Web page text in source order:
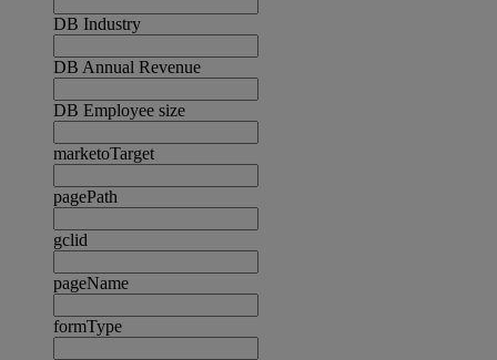
DB Industry
DB Annual Revenue
DB Employee size
marketoTarget
pagePath
gclid
pageName
formType